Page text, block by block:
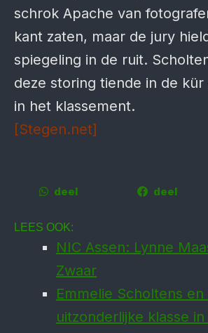
schrok Apache van
kant zaten, maar de jury
spiegeling in de ruit.
deze storing tiende in de kür
in het klassement.
[Stegen.net]
deel deel
LEES OOK:
NIC Assen: Lynne
Zwaar
Emmelie Scholtens
uitzonderlijke klasse